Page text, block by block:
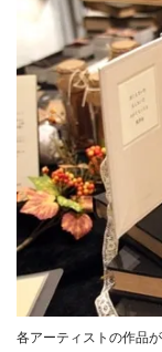
各アーティストの作品